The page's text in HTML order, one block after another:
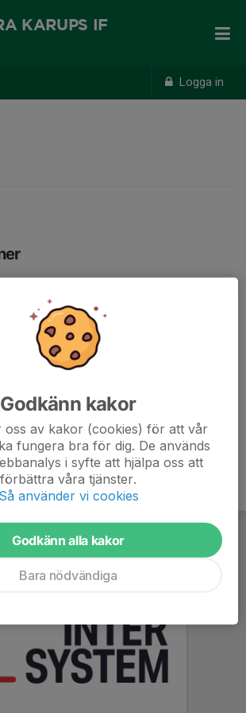
Logga in
KARUPS IF
Bergström
(UEFA A)
bara för inloggade
35
Godkänn kakor
oss av kakor (cookies) för att vår
fungera bra för dig. De används
i syfte att hjälpa oss att
förbättra våra tjänster.
Så använder vi cookies
Godkänn alla kakor
Bara nödvändiga